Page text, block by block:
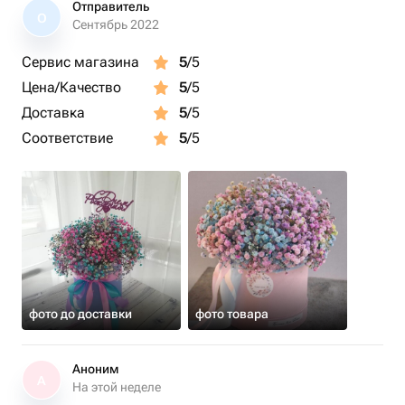
О
Отправитель
Сентябрь 2022
Сервис магазина 5/5
Цена/Качество
5/5
Доставка
5/5
Соответствие
5/5
фото до доставки фото товара
Аноним
На этой неделе